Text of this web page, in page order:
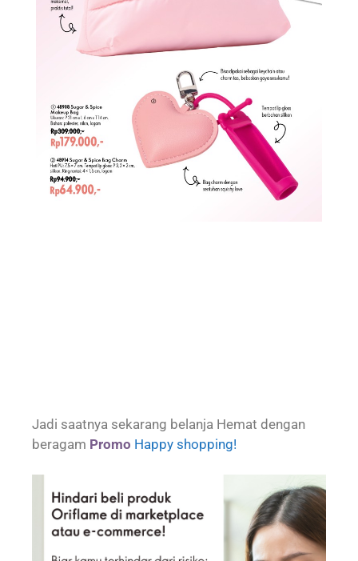
Jadi saatnya sekarang belanja Hemat dengan
beragam Promo Happy shopping!